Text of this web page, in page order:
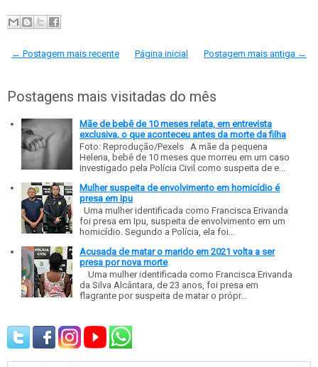
← Postagem mais recente Postagem mais antiga →
Página inicial
Postagens mais visitadas do mês
Mãe de bebê de 10 meses relata, em entrevista
exclusiva, o que aconteceu antes da morte da filha
Foto: Reprodução/Pexels A mãe da pequena
Helena, bebê de 10 meses que morreu em um caso
investigado pela Polícia Civil como suspeita de e...
Mulher suspeita de envolvimento em homicídio é
presa em Ipu
Uma mulher identificada como Francisca Erivanda
foi presa em Ipu, suspeita de envolvimento em um
homicídio. Segundo a Polícia, ela foi...
Acusada de matar o marido em 2021 volta a ser
presa por nova morte
Uma mulher identificada como Francisca Erivanda
da Silva Alcântara, de 23 anos, foi presa em
flagrante por suspeita de matar o própr...